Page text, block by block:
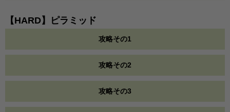
【HARD】ピラミッド
攻略その1
攻略その2
攻略その3